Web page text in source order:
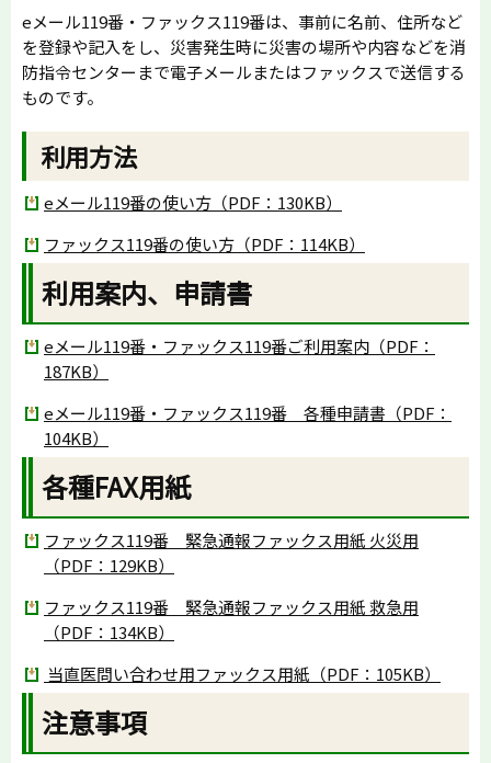
eメール119番・ファックス119番は、事前に名前、住所など
を登録や記入をし、災害発生時に災害の場所や内容などを消
防指令センターまで電子メールまたはファックスで送信する
ものです。
利用方法
eメール119番の使い方（PDF：130KB）
ファックス119番の使い方（PDF：114KB）
利用案内、申請書
eメール119番・ファックス119番ご利用案内（PDF：
187KB）
eメール119番・ファックス119番 各種申請書（PDF：
104KB）
各種FAX用紙
ファックス119番 緊急通報ファックス用紙 火災用
（PDF：129KB）
ファックス119番 緊急通報ファックス用紙 救急用
（PDF：134KB）
当直医問い合わせ用ファックス用紙（PDF：105KB）
注意事項